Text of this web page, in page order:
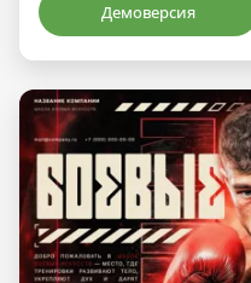
Демоверсия